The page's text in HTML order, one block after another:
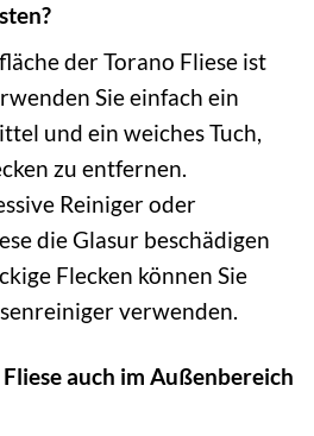
der Torano Fliese ist
Sie einfach ein
und ein weiches Tuch,
zu entfernen.
Reiniger oder
die Glasur beschädigen
Flecken können Sie
verwenden.
auch im Außenbereich